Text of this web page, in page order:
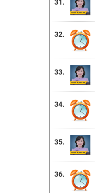
31.
32.
33.
34.
35.
36.